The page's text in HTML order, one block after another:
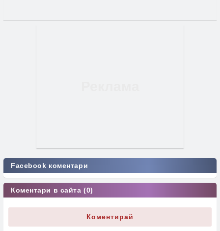
Facebook коментари
Коментари в сайта (0)
Коментирай